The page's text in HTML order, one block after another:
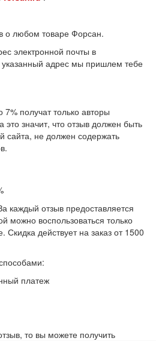
о любом товаре Форсан.
электронной почты в
адрес мы пришлем тебе
7% получат только авторы
это значит, что отзыв должен быть
сайта, не должен содержать
каждый отзыв предоставляется
можно воспользоваться только
Скидка действует на заказ от 1500
платеж
то вы можете получить